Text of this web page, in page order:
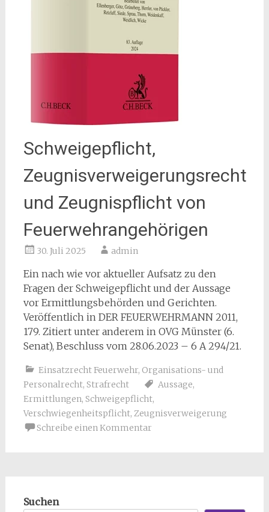
Schweigepflicht,
Zeugnisverweigerungsrecht
und Zeugnispflicht von
Feuerwehrangehörigen
30. Juli 2025 admin
Ein nach wie vor aktueller Aufsatz zu den
Fragen der Schweigepflicht und der Aussage
vor Ermittlungsbehörden und Gerichten.
Veröffentlich in DER FEUERWEHRMANN 2011,
179. Zitiert unter anderem in OVG Münster(6.
Senat), Beschluss vom 28.06.2023 – 6 A 294/21.
Einsatzrecht Feuerwehr, Organisations- und
Personalrecht, Strafrecht Aussage,
Ermittlungen, Schweigepflicht,
Verschwiegenheitspflicht, Zeugnisverweigerung
Schreibe einen Kommentar
Suchen